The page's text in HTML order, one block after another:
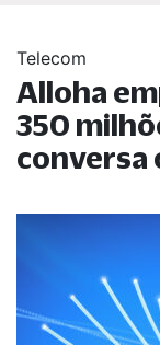
Telecom
Alloha
350
conversa